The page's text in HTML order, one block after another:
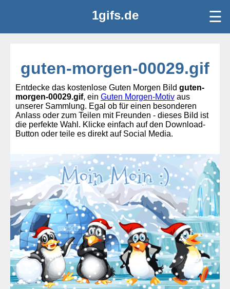
1gifs.de ☰
guten-morgen-00029.gif
Entdecke das kostenlose Guten Morgen Bild guten-
morgen-00029.gif, ein Guten Morgen-Motiv aus
unserer Sammlung. Egal ob für einen besonderen
Anlass oder zum Teilen mit Freunden - dieses Bild ist
die perfekte Wahl. Klicke einfach auf den Download-
Button oder teile es direkt auf Social Media.